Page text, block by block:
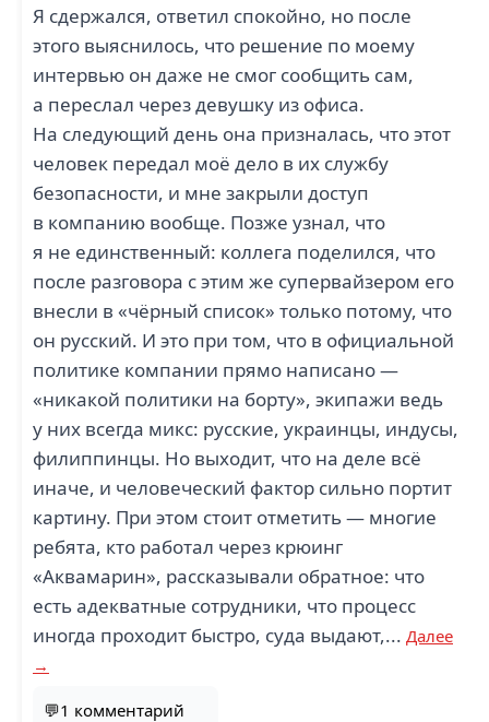
АРКТИКХОЛДИНГ (1)
МУРМАНСКИЙ
МОРСКОЙ
ТОРГОВЫЙ ПОРТ (1)
МКС (1)
Я сдержался, ответил спокойно, но после
этого выяснилось, что решение по моему
интервью он даже не смог сообщить сам,
а переслал через девушку из офиса.
На следующий день она призналась, что этот
человек передал моё дело в их службу
безопасности, и мне закрыли доступ
в компанию вообще. Позже узнал, что
я не единственный: коллега поделился, что
после разговора с этим же супервайзером его
внесли в «чёрный список» только потому, что
он русский. И это при том, что в официальной
политике компании прямо написано —
«никакой политики на борту», экипажи ведь
у них всегда микс: русские, украинцы, индусы,
филиппинцы. Но выходит, что на деле всё
иначе, и человеческий фактор сильно портит
картину. При этом стоит отметить — многие
ребята, кто работал через крюинг
«Аквамарин», рассказывали обратное: что
есть адекватные сотрудники, что процесс
иногда проходит быстро, суда выдают,... Далее
→
💬1 комментарий